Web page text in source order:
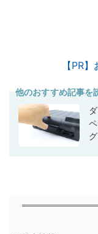
【PR
他のおすすめ記事を